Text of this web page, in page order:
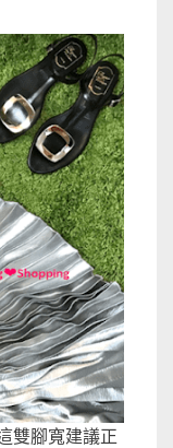
雙腳寬建議正